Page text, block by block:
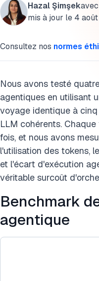
Contactez-
Hazal Şimşekavec
mis à jour le 4
Consultez nos normes
Nous avons testé
agentiques en utilisant
voyage identique à
LLM cohérents.
fois, et nous avons
l'utilisation des tokens,
et l'écart d'exécution
véritable surcoût
Benchmark
agentique
Avantages
Méthodologie du
Pour en savoir plus sur
Citer cette recherche